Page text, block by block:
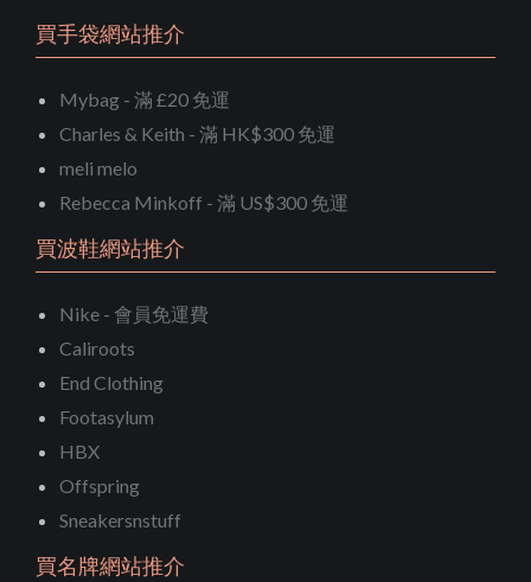
買手袋網站推介
Mybag - 滿 £20 免運
Charles & Keith - 滿 HK$300 免運
meli melo
Rebecca Minkoff - 滿 US$300 免運
買波鞋網站推介
Nike - 會員免運費
Caliroots
End Clothing
Footasylum
HBX
Offspring
Sneakersnstuff
買名牌網站推介